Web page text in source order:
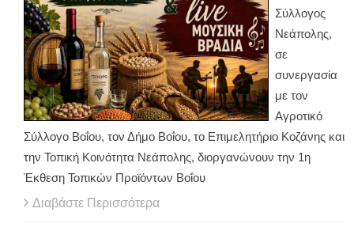
Σύλλογος
Νεάπολης,
σε
συνεργασία
με τον
Αγροτικό
Σύλλογο Βοΐου, τον Δήμο Βοΐου, το Επιμελητήριο Κοζάνης και
την Τοπική Κοινότητα Νεάπολης, διοργανώνουν την 1η
Έκθεση Τοπικών Προϊόντων Βοΐου
Διαβάστε Περισσότερα